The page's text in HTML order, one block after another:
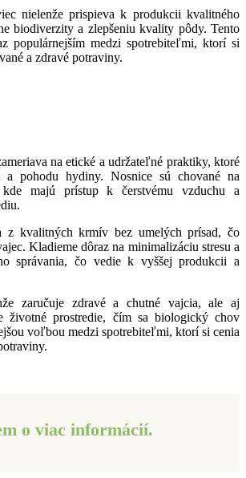
nielenže prispieva k produkcii kvalitného
biodiverzity a zlepšeniu kvality pôdy. Tento
populárnejším medzi spotrebiteľmi, ktorí si
a zdravé potraviny.
na etické a udržateľné praktiky, ktoré
a pohodu hydiny. Nosnice sú chované na
kde majú prístup k čerstvému vzduchu a
z kvalitných krmív bez umelých prísad, čo
Kladieme dôraz na minimalizáciu stresu a
správania, čo vedie k vyššej produkcii a
zaručuje zdravé a chutné vajcia, ale aj
životné prostredie, čím sa biologický chov
voľbou medzi spotrebiteľmi, ktorí si cenia
o viac informácií.